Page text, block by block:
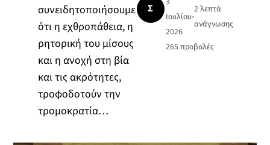
συνειδητοποιήσουμε
ότι η εχθροπάθεια, η
ρητορική του μίσους
και η ανοχή στη βία
και τις ακρότητες,
τροφοδοτούν την
τρομοκρατία…
Σ
Ιουλίου
2026
•
2 λεπτά
ανάγνωσης
265 προβολές